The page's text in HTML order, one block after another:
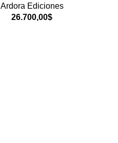
Ardora Ediciones
26.700,00$